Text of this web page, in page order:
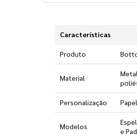
Características
Produto
Material
Personalização
Modelos
e